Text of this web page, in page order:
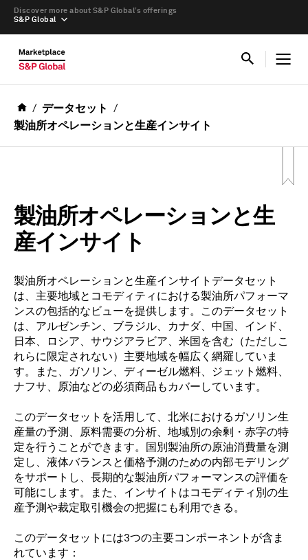
S&P Global
Discover more about S&P Global’s offerings
データセット
製油所オペレーションと生産インサイト
製油所オペレーションと生
産インサイト
製油所オペレーションと生産インサイトデータセット
は、主要地域とコモディティにおける製油所パフォーマ
ンスの包括的なビューを提供します。このデータセット
は、アルゼンチン、ブラジル、カナダ、中国、インド、
日本、ロシア、サウジアラビア、米国を含む（ただしこ
れらに限定されない）主要地域を幅広く網羅していま
す。また、ガソリン、ディーゼル燃料、ジェット燃料、
ナフサ、原油などの必須商品もカバーしています。
このデータセットを活用して、北米におけるガソリン生
産量の予測、原料需要の分析、地域別の余剰・赤字の特
定を行うことができます。国別製油所の原油消費量を測
定し、液体バランスと価格予測のための内部モデリング
をサポートし、長期的な製油所パフォーマンスの評価を
可能にします。また、インサイトはコモディティ別の生
産予測や裁定取引機会の把握にも利用できる。
このデータセットには3つの主要コンポーネントが含ま
れています：